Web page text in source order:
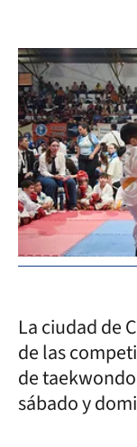
La ciudad de
de las
de
sábado y